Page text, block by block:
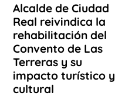
Alcalde de Ciudad
Real reivindica la
rehabilitación del
Convento de Las
Terreras y su
impacto turístico y
cultural